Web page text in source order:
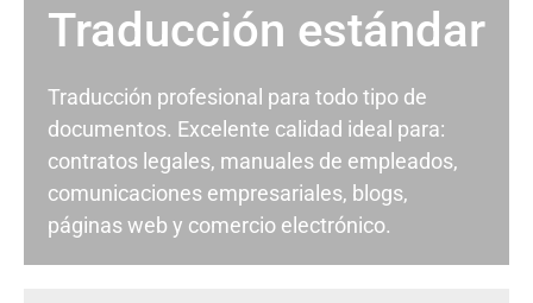
Traducción estándar
Traducción profesional para todo tipo de
documentos. Excelente calidad ideal para:
contratos legales, manuales de empleados,
comunicaciones empresariales, blogs,
páginas web y comercio electrónico.